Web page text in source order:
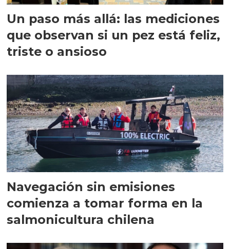
Un paso más allá: las mediciones
que observan si un pez está feliz,
triste o ansioso
Navegación sin emisiones
comienza a tomar forma en la
salmonicultura chilena